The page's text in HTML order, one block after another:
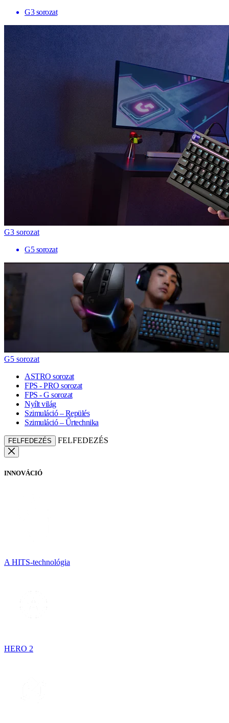
G3 sorozat
G3 sorozat
G5 sorozat
G5 sorozat
ASTRO sorozat
FPS - PRO sorozat
FPS - G sorozat
Nyílt világ
Szimuláció – Repülés
Szimuláció – Űrtechnika
FELFEDEZÉS FELFEDEZÉS
INNOVÁCIÓ
A HITS-technológia
HERO 2